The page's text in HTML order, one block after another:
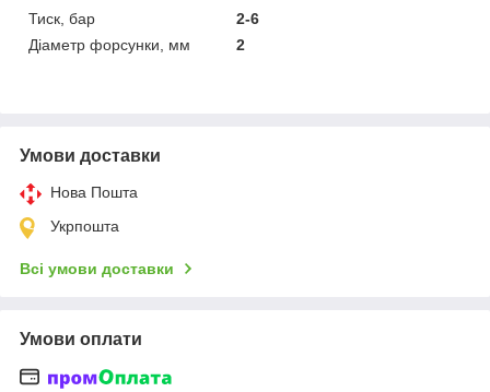
Тиск, бар
2-6
Діаметр форсунки, мм
2
Умови доставки
Нова Пошта
Укрпошта
Всі умови доставки
Умови оплати